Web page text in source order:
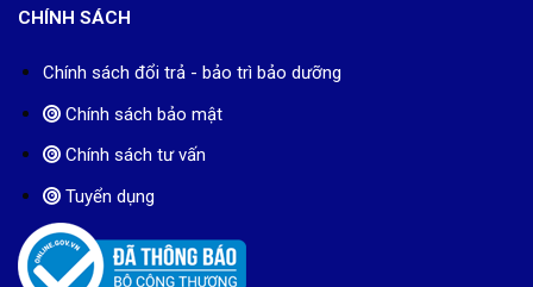
CHÍNH SÁCH
Chính sách đổi trả - bảo trì bảo dưỡng
Chính sách bảo mật
Chính sách tư vấn
Tuyển dụng